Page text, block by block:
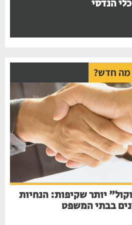
הנדסי
מה חדש?
יותר שקיפות: הנחיות
בבתי המשפט